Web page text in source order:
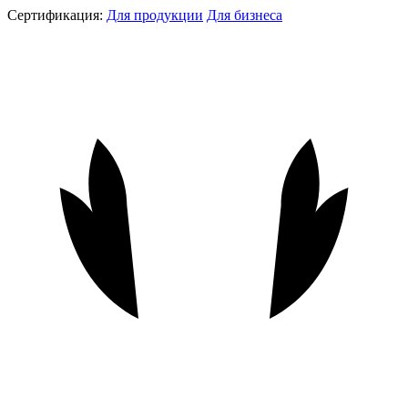
Сертификация: Для продукции Для бизнеса